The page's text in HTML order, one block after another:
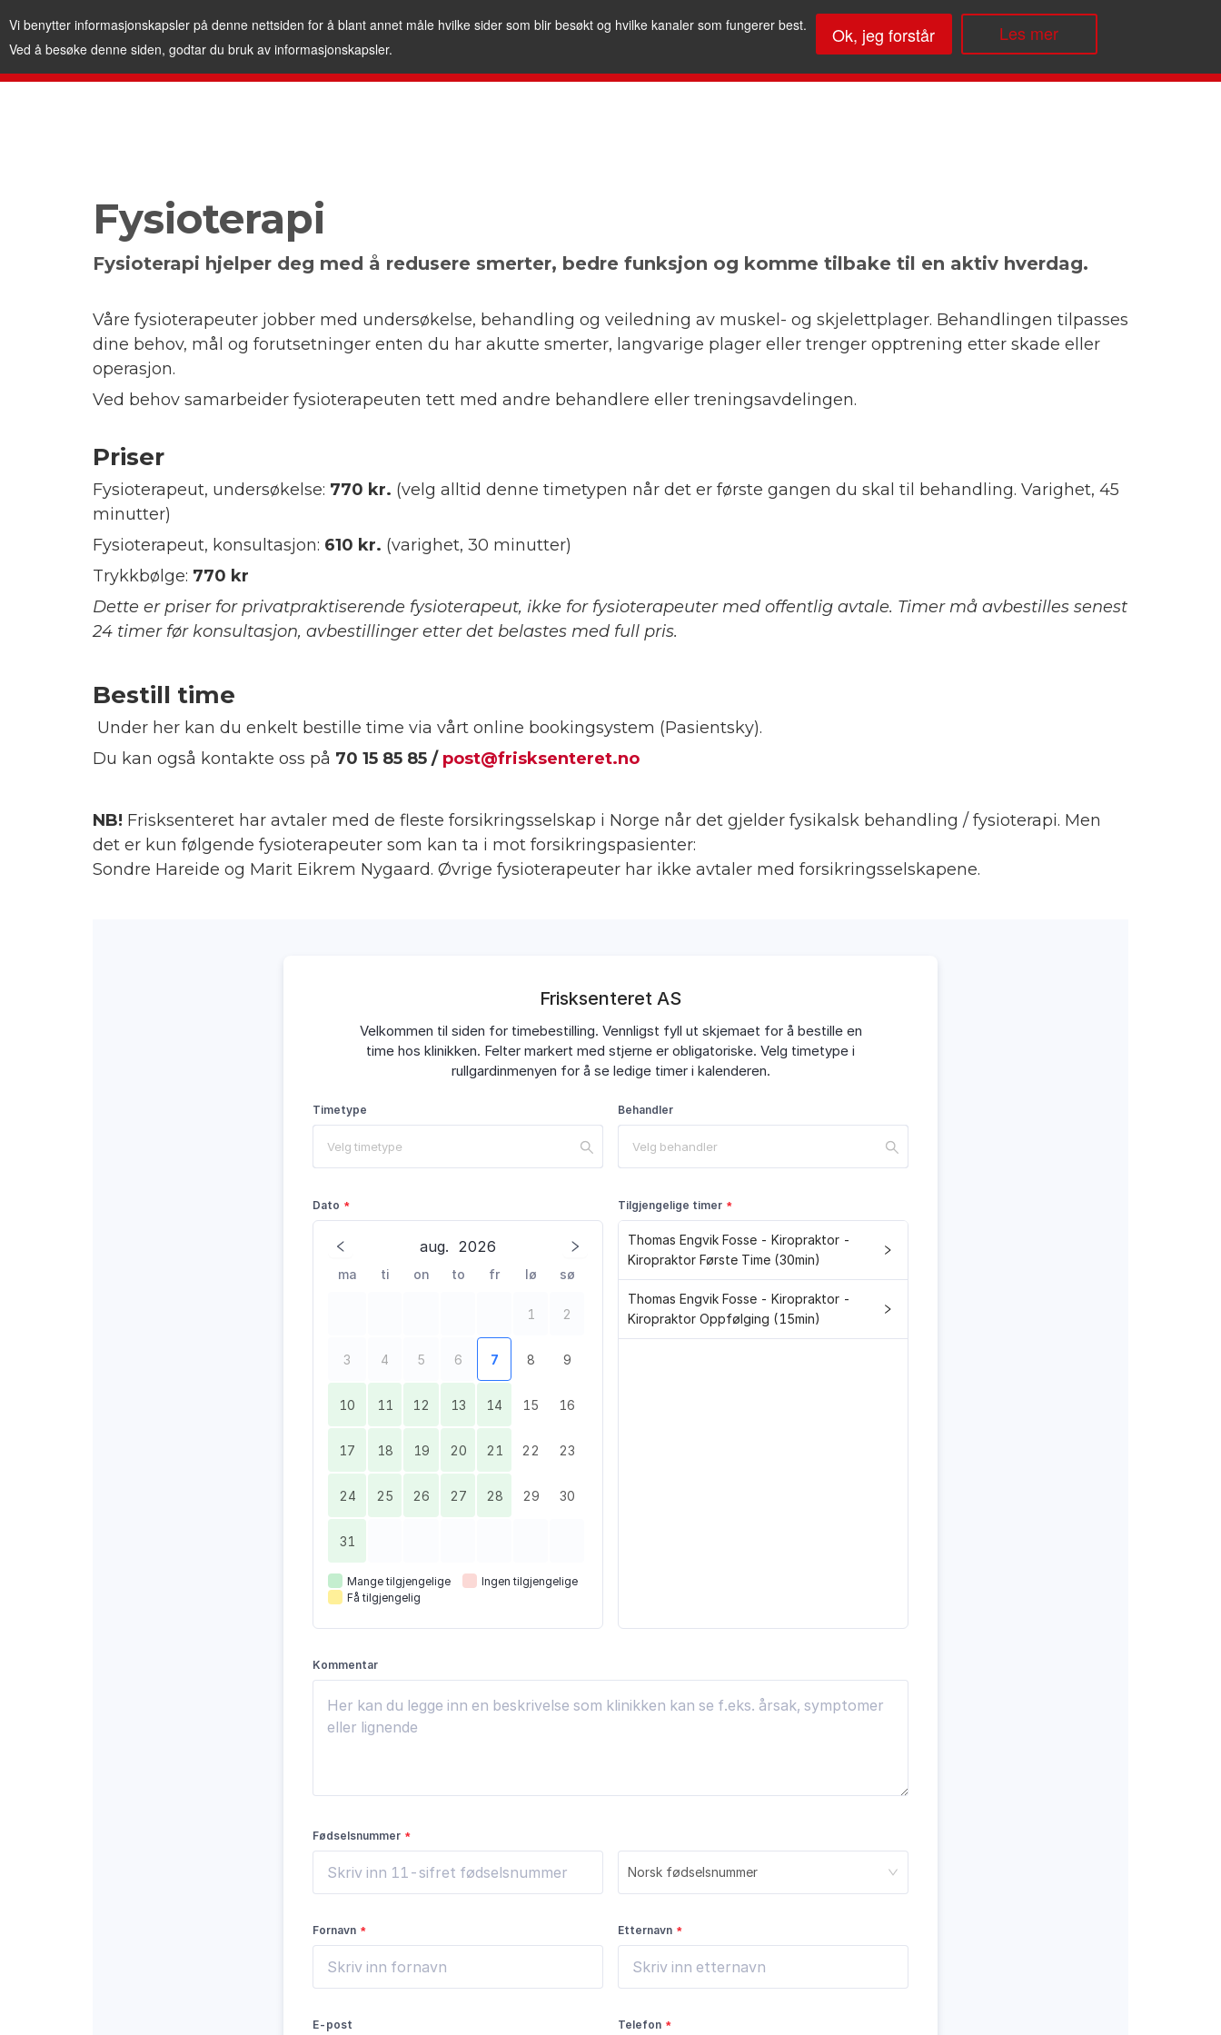
Vi benytter informasjonskapsler på denne nettsiden for å blant annet måle hvilke sider som blir besøkt og hvilke kanaler som fungerer best.
Ved å besøke denne siden, godtar du bruk av informasjonskapsler.
Les mer
Fysioterapi
Fysioterapi hjelper deg med å redusere smerter, bedre funksjon og komme tilbake til en aktiv hverdag.
Våre fysioterapeuter jobber med undersøkelse, behandling og veiledning av muskel- og skjelettplager. Behandlingen tilpasses
dine behov, mål og forutsetninger enten du har akutte smerter, langvarige plager eller trenger opptrening etter skade eller
operasjon.
Ved behov samarbeider fysioterapeuten tett med andre behandlere eller treningsavdelingen.
Priser
Fysioterapeut, undersøkelse: 770 kr. (velg alltid denne timetypen når det er første gangen du skal til behandling. Varighet, 45
minutter)
Fysioterapeut, konsultasjon: 610 kr. (varighet, 30 minutter)
Trykkbølge: 770 kr
Dette er priser for privatpraktiserende fysioterapeut, ikke for fysioterapeuter med offentlig avtale. Timer må avbestilles senest
24 timer før konsultasjon, avbestillinger etter det belastes med full pris.
Bestill time
Under her kan du enkelt bestille time via vårt online bookingsystem (Pasientsky).
Du kan også kontakte oss på 70 15 85 85 / post@frisksenteret.no
NB! Frisksenteret har avtaler med de fleste forsikringsselskap i Norge når det gjelder fysikalsk behandling / fysioterapi. Men
det er kun følgende fysioterapeuter som kan ta i mot forsikringspasienter:
Sondre Hareide og Marit Eikrem Nygaard. Øvrige fysioterapeuter har ikke avtaler med forsikringsselskapene.